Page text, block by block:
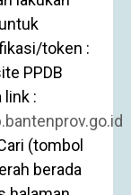
token :
PPDB
link :
(tombol
berada